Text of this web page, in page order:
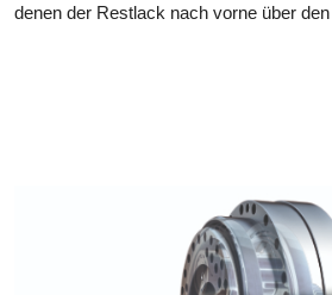
denen der Restlack nach vorne über